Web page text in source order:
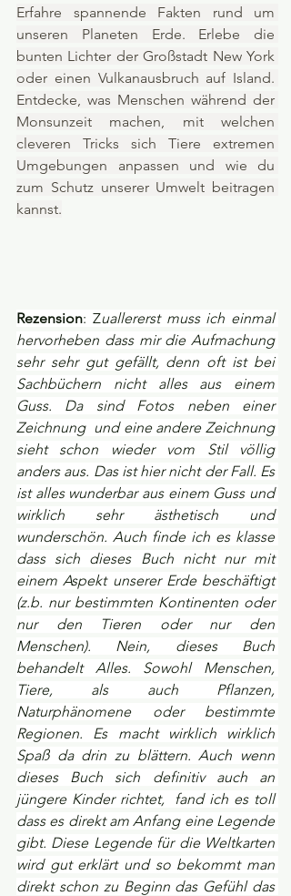
Erfahre spannende Fakten rund um
unseren Planeten Erde. Erlebe die
bunten Lichter der Großstadt New York
oder einen Vulkanausbruch auf Island.
Entdecke, was Menschen während der
Monsunzeit machen, mit welchen
cleveren Tricks sich Tiere extremen
Umgebungen anpassen und wie du
zum Schutz unserer Umwelt beitragen
kannst.
Rezension: Zuallererst muss ich einmal
hervorheben dass mir die Aufmachung
sehr sehr gut gefällt, denn oft ist bei
Sachbüchern nicht alles aus einem
Guss. Da sind Fotos neben einer
Zeichnung  und eine andere Zeichnung
sieht schon wieder vom Stil völlig
anders aus. Das ist hier nicht der Fall. Es
ist alles wunderbar aus einem Guss und
wirklich sehr ästhetisch und
wunderschön. Auch finde ich es klasse
dass sich dieses Buch nicht nur mit
einem Aspekt unserer Erde beschäftigt
(z.b. nur bestimmten Kontinenten oder
nur den Tieren oder nur den
Menschen). Nein, dieses Buch
behandelt Alles. Sowohl Menschen,
Tiere, als auch Pflanzen,
Naturphänomene oder bestimmte
Regionen. Es macht wirklich wirklich
Spaß da drin zu blättern. Auch wenn
dieses Buch sich definitiv auch an
jüngere Kinder richtet,  fand ich es toll
dass es direkt am Anfang eine Legende
gibt. Diese Legende für die Weltkarten
wird gut erklärt und so bekommt man
direkt schon zu Beginn das Gefühl das